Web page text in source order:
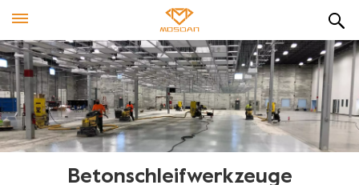
Betonschleifwerkzeuge